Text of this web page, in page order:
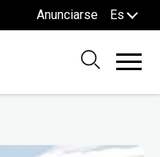
Anunciarse Es